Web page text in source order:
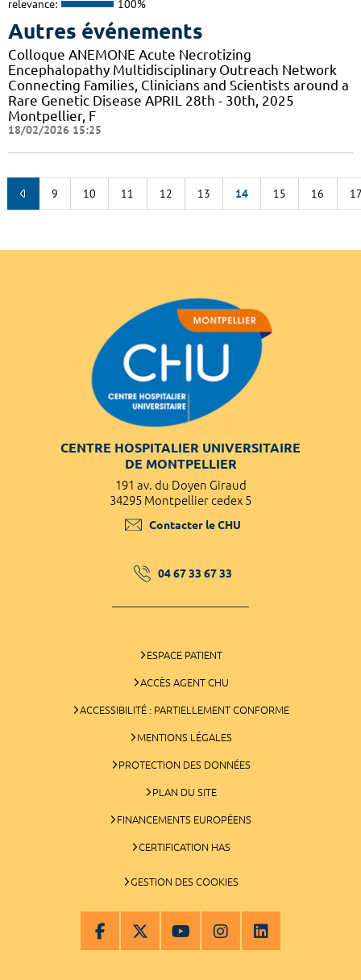
relevance: 100%
Autres événements
Colloque ANEMONE Acute Necrotizing
Encephalopathy Multidisciplinary Outreach Network
Connecting Families, Clinicians and Scientists around a
Rare Genetic Disease APRIL 28th - 30th, 2025
Montpellier, F
18/02/2026 15:25
9 10 11 12 13 14 15 16
CENTRE HOSPITALIER UNIVERSITAIRE
DE MONTPELLIER
191 av. du Doyen Giraud
34295 Montpellier cedex 5
Contacter le CHU
04 67 33 67 33
ESPACE PATIENT
ACCÈS AGENT CHU
ACCESSIBILITÉ : PARTIELLEMENT CONFORME
MENTIONS LÉGALES
PROTECTION DES DONNÉES
PLAN DU SITE
FINANCEMENTS EUROPÉENS
CERTIFICATION HAS
GESTION DES COOKIES